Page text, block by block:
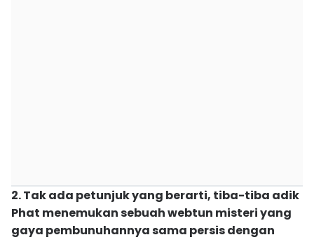
2. Tak ada petunjuk yang berarti, tiba-tiba adik
Phat menemukan sebuah webtun misteri yang
gaya pembunuhannya sama persis dengan